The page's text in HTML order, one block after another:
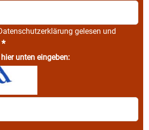
gelesen und
*
unten eingeben: